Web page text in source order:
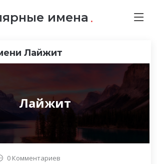
имена .
Лайжит
Лайжит
0 Комментариев